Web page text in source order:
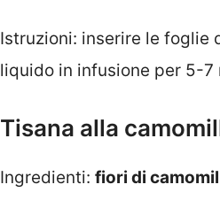
Istruzioni: inserire le foglie
liquido in infusione per 5-
Tisana alla
Ingredienti: fiori di